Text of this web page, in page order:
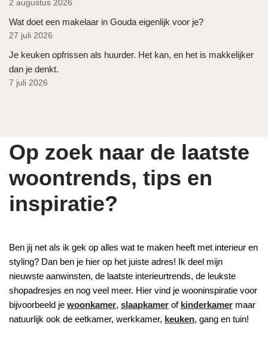
2 augustus 2026
Wat doet een makelaar in Gouda eigenlijk voor je?
27 juli 2026
Je keuken opfrissen als huurder. Het kan, en het is makkelijker
dan je denkt.
7 juli 2026
Op zoek naar de laatste
woontrends, tips en
inspiratie?
Ben jij net als ik gek op alles wat te maken heeft met interieur en
styling? Dan ben je hier op het juiste adres! Ik deel mijn
nieuwste aanwinsten, de laatste interieurtrends, de leukste
shopadresjes en nog veel meer. Hier vind je wooninspiratie voor
bijvoorbeeld je woonkamer, slaapkamer of kinderkamer maar
natuurlijk ook de eetkamer, werkkamer, keuken, gang en tuin!